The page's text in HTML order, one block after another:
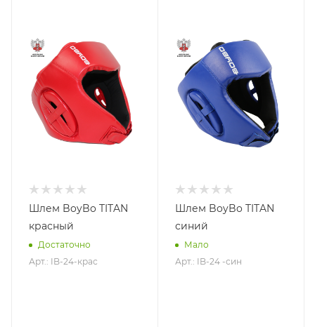
Шлем BoyBo TITAN
красный
Достаточно
Арт.: IB-24-крас
Шлем BoyBo TITAN
синий
Мало
Арт.: IB-24 -син